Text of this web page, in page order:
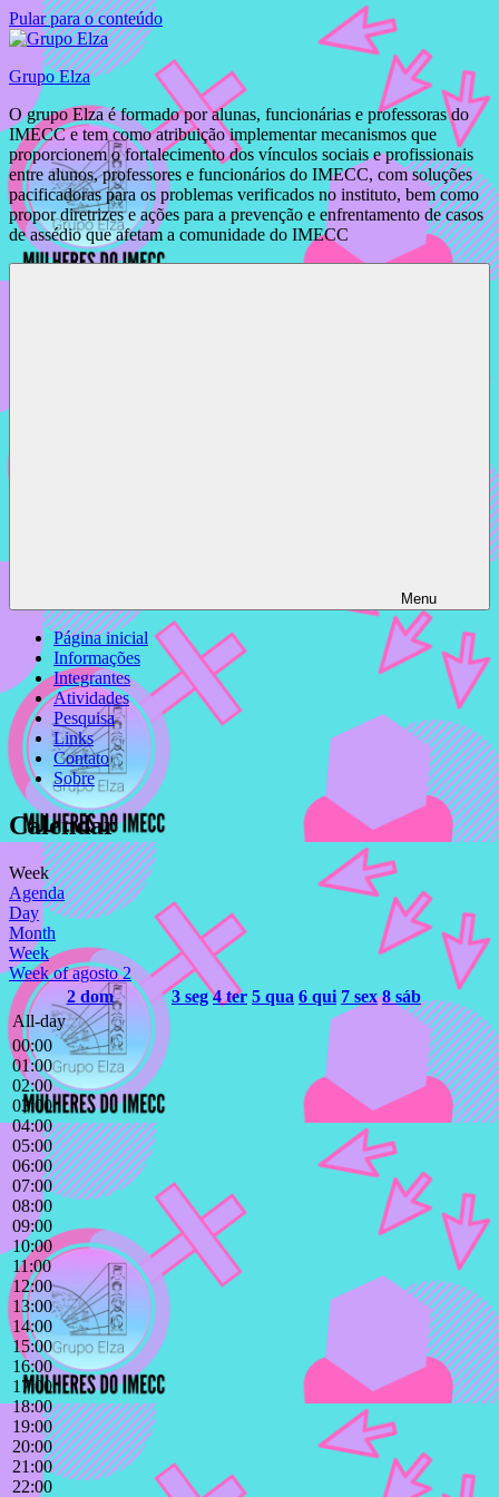
Pular para o conteúdo
Grupo Elza
O grupo Elza é formado por alunas, funcionárias e professoras do
IMECC e tem como atribuição implementar mecanismos que
proporcionem o fortalecimento dos vínculos sociais e profissionais
entre alunos, professores e funcionários do IMECC, com soluções
pacificadoras para os problemas verificados no instituto, bem como
propor diretrizes e ações para a prevenção e enfrentamento de casos
de assédio que afetam a comunidade do IMECC
Menu
Página inicial
Informações
Integrantes
Atividades
Pesquisa
Links
Contato
Sobre
Calendar
Week
Agenda
Day
Month
Week
Week of agosto 2
2 dom 3 seg 4 ter 5 qua 6 qui 7 sex 8 sáb
All-day
00:00
01:00
02:00
03:00
04:00
05:00
06:00
07:00
08:00
09:00
10:00
11:00
12:00
13:00
14:00
15:00
16:00
17:00
18:00
19:00
20:00
21:00
22:00